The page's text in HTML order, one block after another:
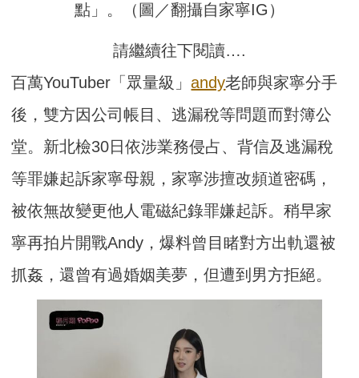
點」。（圖／翻攝自家寧IG）
請繼續往下閱讀….
百萬YouTuber「眾量級」andy老師與家寧分手
後，雙方因公司帳目、逃漏稅等問題而對簿公
堂。新北檢30日依涉業務侵占、背信及逃漏稅
等罪嫌起訴家寧母親，家寧涉擅改頻道密碼，
被依無故變更他人電磁紀錄罪嫌起訴。稍早家
寧再拍片開戰Andy，爆料曾目睹對方出軌還被
抓姦，還曾有過婚姻美夢，但遭到男方拒絕。